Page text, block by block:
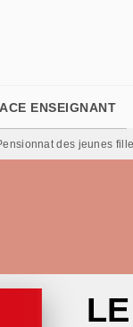
ENSEIGNANT
des jeunes